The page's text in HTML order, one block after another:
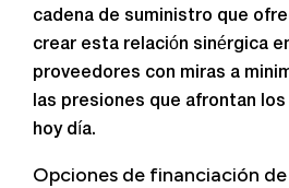
cadena de suministro que
crear esta relación sinérgica
proveedores con miras a
las presiones que afrontan
hoy día.
Opciones de financiación